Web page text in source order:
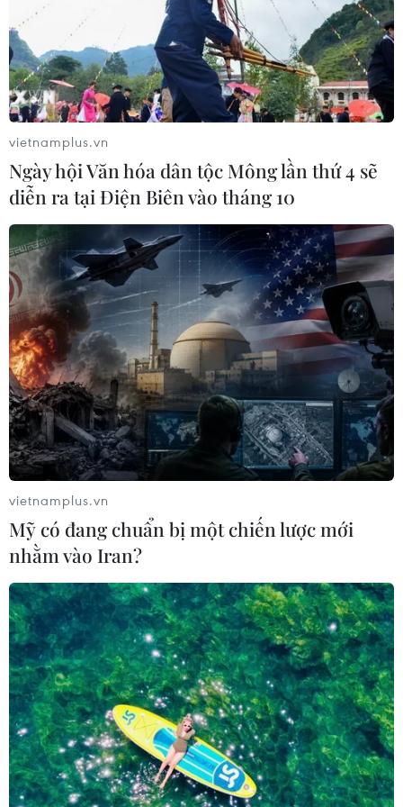
07/08/2026 10:21
Hạ tầng AI - động lực tăng trưởng
mới của Đông Nam Á
07/08/2026 10:19
VN-Index tăng hơn 3 điểm nhờ sức
bật nhóm dầu khí
07/08/2026 09:36
Tháo gỡ dứt điểm vướng mắc hiện
hữu dự án Nhà máy điện hạt nhân
Ninh Thuận
07/08/2026 09:27
Giá dầu tăng trước những lo ngại về
kế hoạch mở lại Eo biển Hormuz
07/08/2026 08:58
Masterise Homes đồng hành cùng
khách hàng trên toàn quốc với giải
pháp tài chính ưu việt
07/08/2026 08:39
Nhà đầu tư Anh đề xuất siêu dự án Tổ
hợp cảng biển 18 tỷ USD tại Quảng
Ninh
vietnamplus.vn
Ngày hội Văn hóa dân tộc Mông lần thứ 4 sẽ
diễn ra tại Điện Biên vào tháng 10
vietnamplus.vn
Mỹ có đang chuẩn bị một chiến lược mới
nhằm vào Iran?